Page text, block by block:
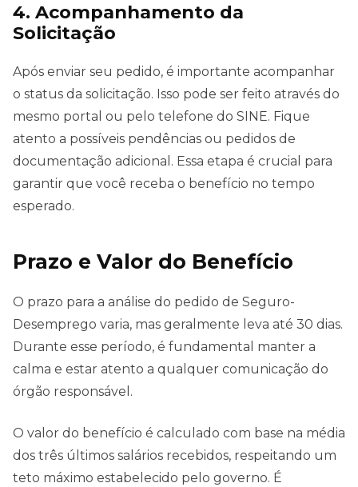
4. Acompanhamento da
Solicitação
Após enviar seu pedido, é importante acompanhar
o status da solicitação. Isso pode ser feito através do
mesmo portal ou pelo telefone do SINE. Fique
atento a possíveis pendências ou pedidos de
documentação adicional. Essa etapa é crucial para
garantir que você receba o benefício no tempo
esperado.
Prazo e Valor do Benefício
O prazo para a análise do pedido de Seguro-
Desemprego varia, mas geralmente leva até 30 dias.
Durante esse período, é fundamental manter a
calma e estar atento a qualquer comunicação do
órgão responsável.
O valor do benefício é calculado com base na média
dos três últimos salários recebidos, respeitando um
teto máximo estabelecido pelo governo. É